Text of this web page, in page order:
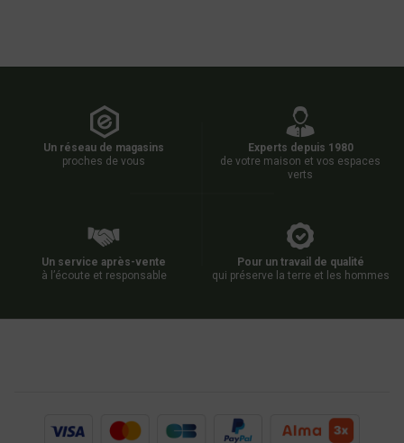
Un réseau de magasins
proches de vous
Experts depuis 1980
de votre maison et vos espaces
verts
Un service après-vente
à l’écoute et responsable
Pour un travail de qualité
qui préserve la terre et les hommes